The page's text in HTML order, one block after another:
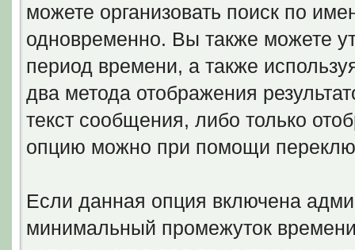
можете организовать поиск по
одновременно. Вы также можете
период времени, а также
два метода отображения
текст сообщения, либо только
опцию можно при помощи
Если данная опция включена
минимальный промежуток